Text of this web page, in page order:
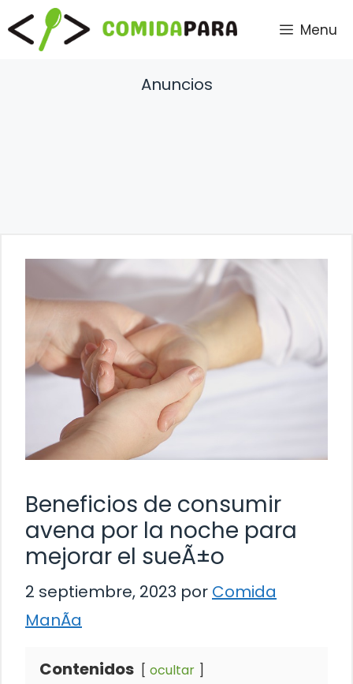
Saltar
al
contenido
Menu
Anuncios
Beneficios de consumir
avena por la noche para
mejorar el sueÃ±o
2 septiembre, 2023 por Comida
ManÃ­a
Contenidos ocultar